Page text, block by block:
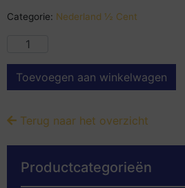
Categorie: Nederland ½ Cent
Toevoegen aan winkelwagen
Terug naar het overzicht
Productcategorieën